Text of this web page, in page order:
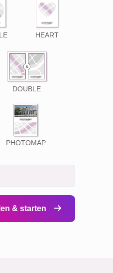
HEART
DOUBLE
PHOTOMAP
& starten